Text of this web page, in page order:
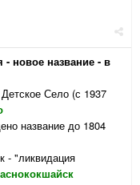
- новое название - в
Село (с 1937
название до 1804
- "ликвидация